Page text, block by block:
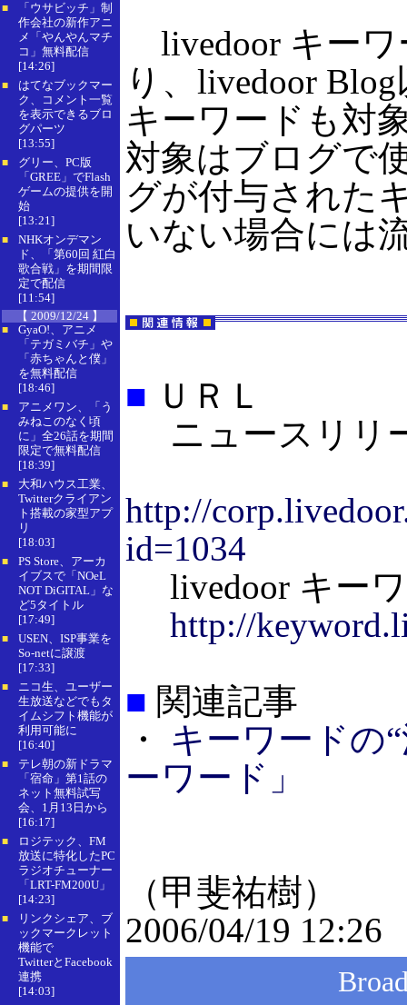
■
「ウサビッチ」制
作会社の新作アニ
メ「やんやんマチ
コ」無料配信
[14:26]
■
はてなブックマー
ク、コメント一覧
を表示できるブロ
グパーツ
[13:55]
■
グリー、PC版
「GREE」でFlash
ゲームの提供を開
始
[13:21]
■
NHKオンデマン
ド、「第60回 紅白
歌合戦」を期間限
定で配信
[11:54]
【 2009/12/24 】
■
GyaO!、アニメ
「テガミバチ」や
「赤ちゃんと僕」
を無料配信
[18:46]
■
アニメワン、「う
みねこのなく頃
に」全26話を期間
限定で無料配信
[18:39]
■
大和ハウス工業、
Twitterクライアン
ト搭載の家型アプ
リ
[18:03]
■
PS Store、アーカ
イブスで「NOeL
NOT DiGITAL」な
ど5タイトル
[17:49]
■
USEN、ISP事業を
So-netに譲渡
[17:33]
■
ニコ生、ユーザー
生放送などでもタ
イムシフト機能が
利用可能に
[16:40]
■
テレ朝の新ドラマ
「宿命」第1話の
ネット無料試写
会、1月13日から
[16:17]
■
ロジテック、FM
放送に特化したPC
ラジオチューナー
「LRT-FM200U」
[14:23]
■
リンクシェア、ブ
ックマークレット
機能で
TwitterとFacebook
連携
[14:03]
livedoor キーワ
り、livedoor
キーワードも対
対象はブログで
グが付与された
いない場合には
■ ＵＲＬ
ニュースリリ
http://
id=1034
livedoor キー
http://
■ 関連記事
・ キーワードの
ーワード」
（甲斐祐樹）
2006/04/19 12:26